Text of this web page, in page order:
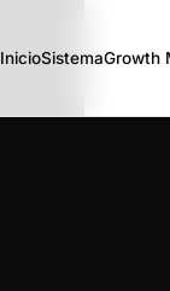
InicioSistemaGrowth